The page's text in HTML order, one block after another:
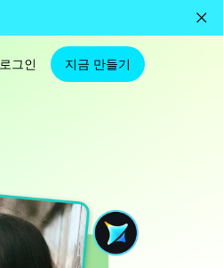
로그인 지금 만들기